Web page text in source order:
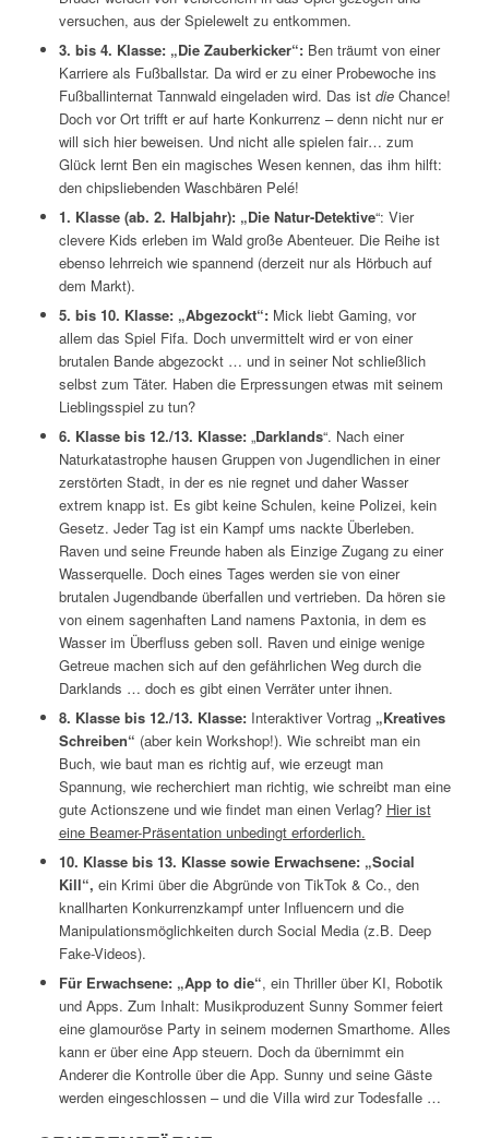
versuchen, aus der Spielewelt zu entkommen.
3. bis 4. Klasse: „Die Zauberkicker“: Ben träumt von einer
Karriere als Fußballstar. Da wird er zu einer Probewoche ins
Fußballinternat Tannwald eingeladen wird. Das ist dieChance!
Doch vor Ort trifft er auf harte Konkurrenz – denn nicht nur er
will sich hier beweisen. Und nicht alle spielen fair… zum
Glück lernt Ben ein magisches Wesen kennen, das ihm hilft:
den chipsliebenden Waschbären Pelé!
1. Klasse (ab. 2. Halbjahr): „Die Natur-Detektive“: Vier
clevere Kids erleben im Wald große Abenteuer. Die Reihe ist
ebenso lehrreich wie spannend (derzeit nur als Hörbuch auf
dem Markt).
5. bis 10. Klasse: „Abgezockt“:Mick liebt Gaming, vor
allem das Spiel Fifa. Doch unvermittelt wird er von einer
brutalen Bande abgezockt … und in seiner Not schließlich
selbst zum Täter. Haben die Erpressungen etwas mit seinem
Lieblingsspiel zu tun?
6. Klasse bis 12./13. Klasse:„Darklands“. Nach einer
Naturkatastrophe hausen Gruppen von Jugendlichen in einer
zerstörten Stadt, in der es nie regnet und daher Wasser
extrem knapp ist. Es gibt keine Schulen, keine Polizei, kein
Gesetz. Jeder Tag ist ein Kampf ums nackte Überleben.
Raven und seine Freunde haben als Einzige Zugang zu einer
Wasserquelle. Doch eines Tages werden sie von einer
brutalen Jugendbande überfallen und vertrieben. Da hören sie
von einem sagenhaften Land namens Paxtonia, in dem es
Wasser im Überfluss geben soll. Raven und einige wenige
Getreue machen sich auf den gefährlichen Weg durch die
Darklands … doch es gibt einen Verräter unter ihnen.
8. Klasse bis 12./13. Klasse:Interaktiver Vortrag„Kreatives
Schreiben“ (aber kein Workshop!). Wie schreibt man ein
Buch, wie baut man es richtig auf, wie erzeugt man
Spannung, wie recherchiert man richtig, wie schreibt man eine
gute Actionszene und wie findet man einen Verlag? Hier ist
eine Beamer-Präsentation unbedingt erforderlich.
10. Klasse bis 13. Klasse sowie Erwachsene: „Social
Kill“, ein Krimi über die Abgründe von TikTok & Co., den
knallharten Konkurrenzkampf unter Influencern und die
Manipulationsmöglichkeiten durch Social Media (z.B. Deep
Fake-Videos).
Für Erwachsene: „App to die“, ein Thriller über KI, Robotik
und Apps. Zum Inhalt: Musikproduzent Sunny Sommer feiert
eine glamouröse Party in seinem modernen Smarthome. Alles
kann er über eine App steuern. Doch da übernimmt ein
Anderer die Kontrolle über die App. Sunny und seine Gäste
werden eingeschlossen – und die Villa wird zur Todesfalle …